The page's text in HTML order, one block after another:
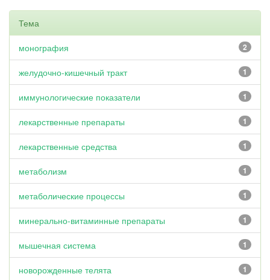
Тема
2
монография
1
желудочно-кишечный тракт
1
иммунологические показатели
1
лекарственные препараты
1
лекарственные средства
1
метаболизм
1
метаболические процессы
1
минерально-витаминные препараты
1
мышечная система
1
новорожденные телята